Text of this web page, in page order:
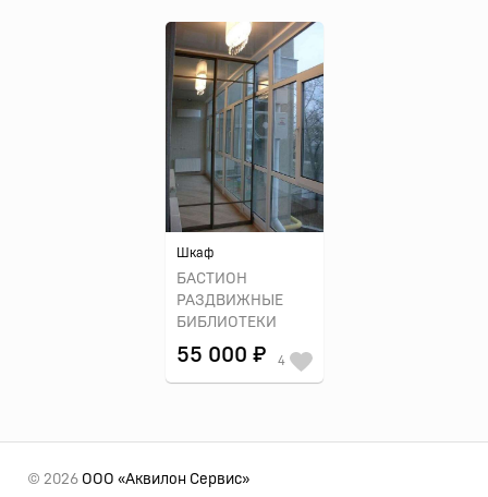
Шкаф
БАСТИОН
РАЗДВИЖНЫЕ
БИБЛИОТЕКИ
55 000 ₽ 4
© 2026 ООО «Аквилон Сервис»